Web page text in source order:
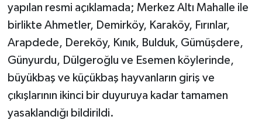
yapılan resmi açıklamada; Merkez Altı Mahalle ile
birlikte Ahmetler, Demirköy, Karaköy, Fırınlar,
Arapdede, Dereköy, Kınık, Bulduk, Gümüşdere,
Günyurdu, Dülgeroğlu ve Esemen köylerinde,
büyükbaş ve küçükbaş hayvanların giriş ve
çıkışlarının ikinci bir duyuruya kadar tamamen
yasaklandığı bildirildi.